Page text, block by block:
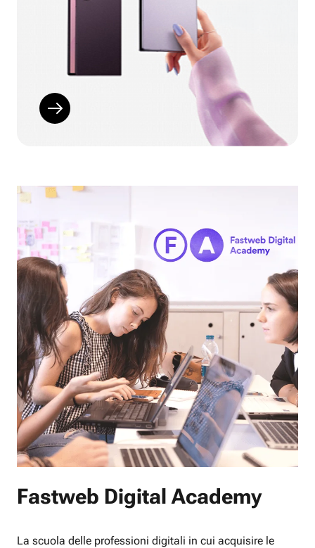
Fastweb Digital Academy
La scuola delle professioni digitali in cui acquisire le